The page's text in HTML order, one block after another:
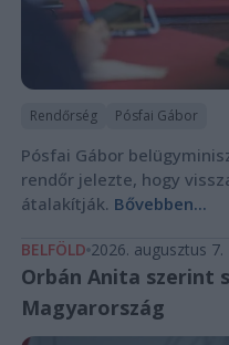
Rendőrség Pósfai Gábor
Pósfai Gábor
rendőr jelezte, hogy
átalakítják. Bővebben...
BELFÖLD 2026. augusztus 7.
Orbán Anita szerint
Magyarország